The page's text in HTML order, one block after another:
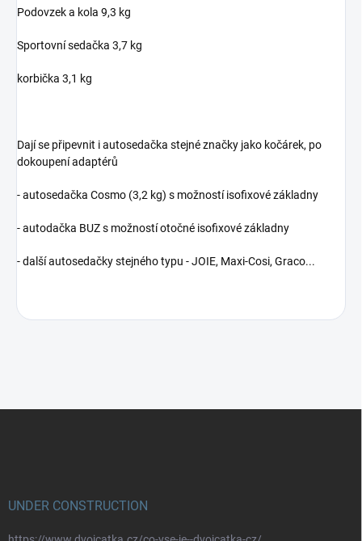
Podovzek a kola 9,3 kg
Sportovní sedačka 3,7 kg
korbička 3,1 kg
Dají se připevnit i autosedačka stejné značky jako kočárek, po
dokoupení adaptérů
- autosedačka Cosmo (3,2 kg) s možností isofixové základny
- autodačka BUZ s možností otočné isofixové základny
- další autosedačky stejného typu - JOIE, Maxi-Cosi, Graco...
UNDER CONSTRUCTION